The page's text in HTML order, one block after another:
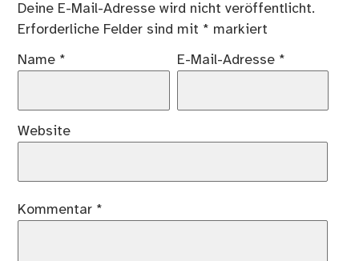
Deine E-Mail-Adresse wird nicht veröffentlicht.
Erforderliche Felder sind mit * markiert
Name * E-Mail-Adresse *
Website
Kommentar *